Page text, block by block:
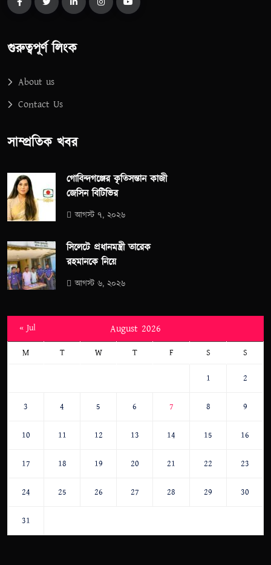
গুরুত্বপূর্ণ লিংক
About us
Contact Us
সাম্প্রতিক খবর
গোবিন্দগঞ্জের কৃতিসন্তান কাজী
জেসিন বিটিভির
আগস্ট ৭, ২০২৬
সিলেটে প্রধানমন্ত্রী তারেক
রহমানকে নিয়ে
আগস্ট ৬, ২০২৬
August 2026
M T W T F S S
1 2
3 4 5 6 7 8 9
10 11 12 13 14 15 16
17 18 19 20 21 22 23
24 25 26 27 28 29 30
31
« Jul